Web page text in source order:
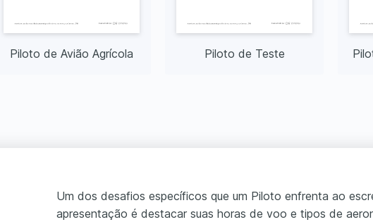
Piloto de Avião Agrícola Piloto de Teste
Um dos desafios específicos que um Piloto enfrenta ao
apresentação é destacar suas horas de voo e tipos de